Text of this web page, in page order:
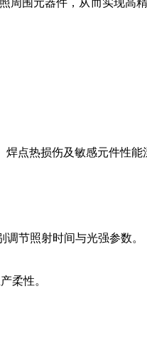
围元器件，从而实现高
热损伤及敏感元件性能
节照射时间与光强参数。
柔性。